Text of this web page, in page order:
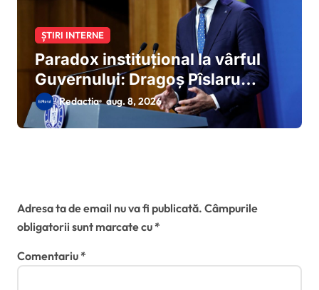
ȘTIRI INTERNE
Paradox instituțional la vârful
Guvernului: Dragoș Pîslaru
solicită din postura de ministru
interimar al MIPE modificarea
Redactia aug. 8, 2026
Adresa ta de email nu va fi publicată. Câmpurile
obligatorii sunt marcate cu*
Comentariu*